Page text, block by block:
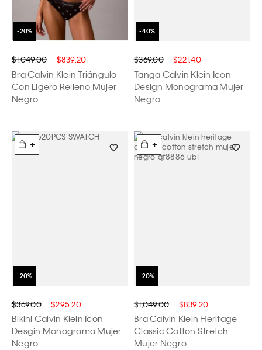
$1,049.00 $839.20
Bra Calvin Klein Triángulo
Con Ligero Relleno Mujer
Negro
$369.00 $221.40
Tanga Calvin Klein Icon
Design Monograma Mujer
Negro
+
$369.00 $295.20
Bikini Calvin Klein Icon
Desgin Monograma Mujer
Negro
+
$1,049.00 $839.20
Bra Calvin Klein Heritage
Classic Cotton Stretch
Mujer Negro